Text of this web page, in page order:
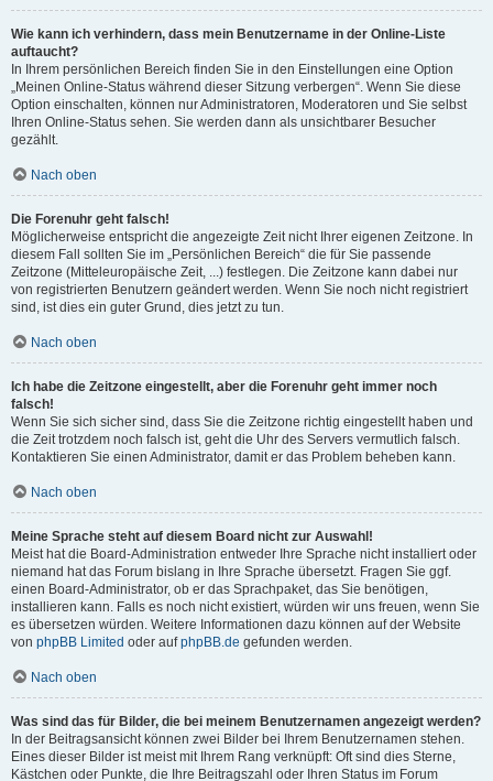
Wie kann ich verhindern, dass mein Benutzername in der Online-Liste
auftaucht?
In Ihrem persönlichen Bereich finden Sie in den Einstellungen eine Option
„Meinen Online-Status während dieser Sitzung verbergen“. Wenn Sie diese
Option einschalten, können nur Administratoren, Moderatoren und Sie selbst
Ihren Online-Status sehen. Sie werden dann als unsichtbarer Besucher
gezählt.
Nach oben
Die Forenuhr geht falsch!
Möglicherweise entspricht die angezeigte Zeit nicht Ihrer eigenen Zeitzone. In
diesem Fall sollten Sie im „Persönlichen Bereich“ die für Sie passende
Zeitzone (Mitteleuropäische Zeit, ...) festlegen. Die Zeitzone kann dabei nur
von registrierten Benutzern geändert werden. Wenn Sie noch nicht registriert
sind, ist dies ein guter Grund, dies jetzt zu tun.
Nach oben
Ich habe die Zeitzone eingestellt, aber die Forenuhr geht immer noch
falsch!
Wenn Sie sich sicher sind, dass Sie die Zeitzone richtig eingestellt haben und
die Zeit trotzdem noch falsch ist, geht die Uhr des Servers vermutlich falsch.
Kontaktieren Sie einen Administrator, damit er das Problem beheben kann.
Nach oben
Meine Sprache steht auf diesem Board nicht zur Auswahl!
Meist hat die Board-Administration entweder Ihre Sprache nicht installiert oder
niemand hat das Forum bislang in Ihre Sprache übersetzt. Fragen Sie ggf.
einen Board-Administrator, ob er das Sprachpaket, das Sie benötigen,
installieren kann. Falls es noch nicht existiert, würden wir uns freuen, wenn Sie
es übersetzen würden. Weitere Informationen dazu können auf der Website
von phpBB Limited oder aufphpBB.de gefunden werden.
Nach oben
Was sind das für Bilder, die bei meinem Benutzernamen angezeigt werden?
In der Beitragsansicht können zwei Bilder bei Ihrem Benutzernamen stehen.
Eines dieser Bilder ist meist mit Ihrem Rang verknüpft: Oft sind dies Sterne,
Kästchen oder Punkte, die Ihre Beitragszahl oder Ihren Status im Forum